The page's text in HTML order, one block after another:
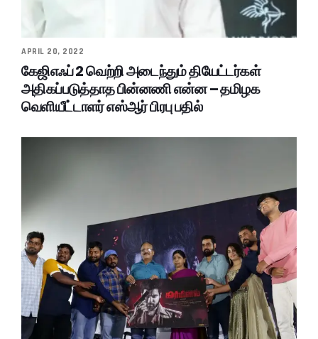
APRIL 20, 2022
கேஜிஎஃப் 2 வெற்றி அடைந்தும் தியேட்டர்கள்
அதிகப்படுத்தாத பின்னணி என்ன – தமிழக
வெளியீட்டாளர் எஸ்ஆர் பிரபு பதில்